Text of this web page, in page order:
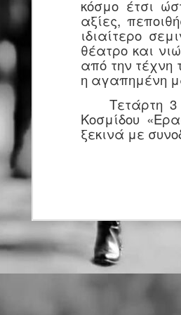
κόσμο έτσι
αξίες,
ιδιαίτερο
θέατρο και
από την
η αγαπημένη
Τετάρτη 3
Κοσμίδου
ξεκινά με
Ντέιβιντ Τρίστραμ, «Ο
Επιθεωρητής Ντρέικ και η
Μαύρη Χήρα».
Ο